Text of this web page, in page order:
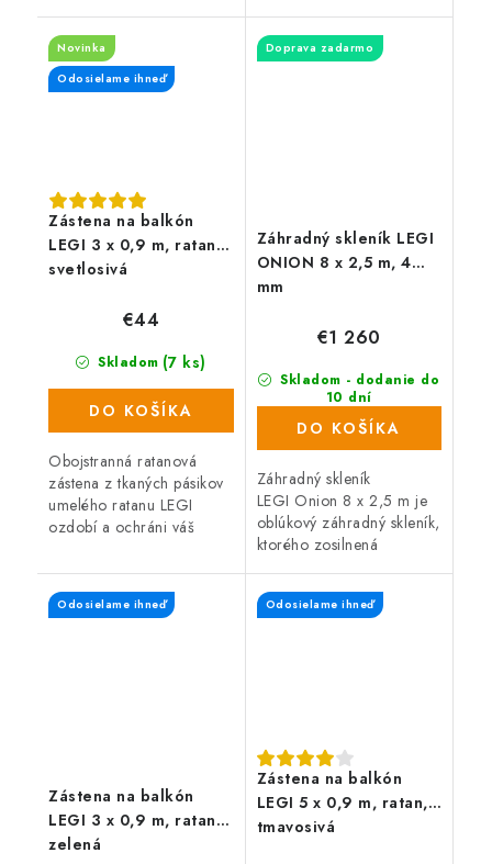
plot a zaistí súkromie po
celý rok. Zástena má
obojstrannú UV...
plot a zaistí súkromie po
celý rok. Zástena má
Zástena na balkón
LEGI 3 x 0,9 m, ratan,
svetlosivá
Novinka
Odosielame ihneď
Skladom (7 ks)
€44
DO KOŠÍKA
Obojstranná ratanová
zástena z tkaných pásikov
umelého ratanu LEGI
ozdobí a ochráni váš
plot a zaistí súkromie po
celý rok. Zástena má
obojstrannú UV...
Záhradný skleník LEGI
ONION 8 x 2,5 m, 4
mm
Doprava zadarmo
Skladom - dodanie do
10 dní
(16 ks)
€1 260
DO KOŠÍKA
Záhradný skleník
LEGI Onion 8 x 2,5 m je
oblúkový záhradný skleník,
ktorého zosilnená
plechu s hrúbkou 1 mm
zaručuje vysokú odolnosť.
Zástena na balkón
LEGI 3 x 0,9 m, ratan,
zelená
Odosielame ihneď
Zástena na balkón
LEGI 5 x 0,9 m, ratan,
tmavosivá
Odosielame ihneď